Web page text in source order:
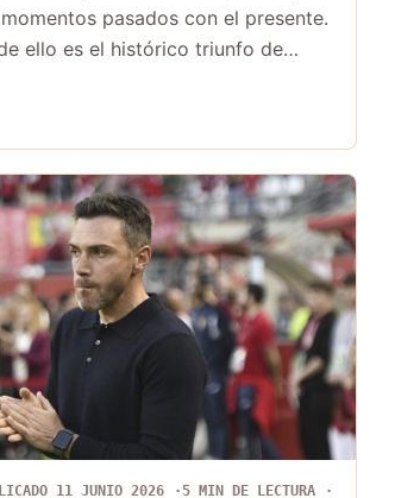
pasados con el presente.
ello es el histórico triunfo de…
11 JUNIO 2026
5 MIN DE LECTURA